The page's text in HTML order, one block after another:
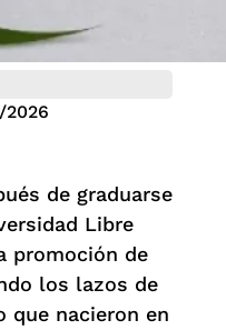
2026
de graduarse
Libre
promoción de
los lazos de
que nacieron en